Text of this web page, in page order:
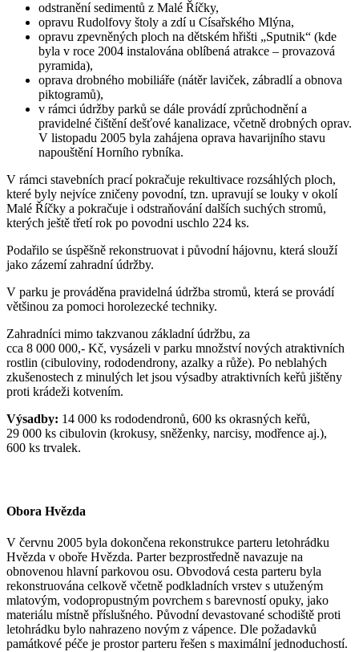
odstranění sedimentů z Malé Říčky,
opravu Rudolfovy štoly a zdí u Císařského Mlýna,
opravu zpevněných ploch na dětském hřišti „Sputnik“ (kde
byla v roce 2004 instalována oblíbená atrakce – provazová
pyramida),
oprava drobného mobiliáře (nátěr laviček, zábradlí a obnova
piktogramů),
v rámci údržby parků se dále provádí zprůchodnění a
pravidelné čištění dešťové kanalizace, včetně drobných oprav.
V listopadu 2005 byla zahájena oprava havarijního stavu
napouštění Horního rybníka.
V rámci stavebních prací pokračuje rekultivace rozsáhlých ploch,
které byly nejvíce zničeny povodní, tzn. upravují se louky v okolí
Malé Říčky a pokračuje i odstraňování dalších suchých stromů,
kterých ještě třetí rok po povodni uschlo 224 ks.
Podařilo se úspěšně rekonstruovat i původní hájovnu, která slouží
jako zázemí zahradní údržby.
V parku je prováděna pravidelná údržba stromů, která se provádí
většinou za pomoci horolezecké techniky.
Zahradníci mimo takzvanou základní údržbu, za
cca 8 000 000,- Kč, vysázeli v parku množství nových atraktivních
rostlin (cibuloviny, rododendrony, azalky a růže). Po neblahých
zkušenostech z minulých let jsou výsadby atraktivních keřů jištěny
proti krádeži kotvením.
Výsadby: 14 000 ks rododendronů, 600 ks okrasných keřů,
29 000 ks cibulovin (krokusy, sněženky, narcisy, modřence aj.),
600 ks trvalek.
Obora Hvězda
V červnu 2005 byla dokončena rekonstrukce parteru letohrádku
Hvězda v oboře Hvězda. Parter bezprostředně navazuje na
obnovenou hlavní parkovou osu. Obvodová cesta parteru byla
rekonstruována celkově včetně podkladních vrstev s utuženým
mlatovým, vodopropustným povrchem s barevností opuky, jako
materiálu místně příslušného. Původní devastované schodiště proti
letohrádku bylo nahrazeno novým z vápence. Dle požadavků
památkové péče je prostor parteru řešen s maximální jednoduchostí.